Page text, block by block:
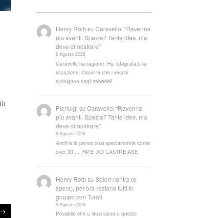
→
Henry Roth suCaravello: “Ravenna
più avanti. Spezia? Tante idee, ma
deve dimostrare”
6 Agosto 2026
Caravello ha ragione. Ha fotografato la
situazione. Occorre che i vecchi
sintolgano dagli zebedei!
Pierluigi suCaravello: “Ravenna
più avanti. Spezia? Tante idee, ma
deve dimostrare”
5 Agosto 2026
Anch'io la penso così specialmente come
over 33..... FATE DOI LASTRE ASE
Henry Roth suSoleri rientra (e
spera), per ora restano tutti in
gruppo con Turati
5 Agosto 2026
Possibile che u tifosi siano a questo